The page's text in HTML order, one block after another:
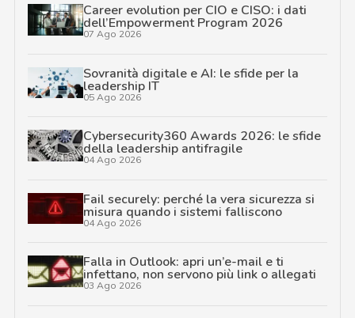
Career evolution per CIO e CISO: i dati
dell’Empowerment Program 2026
07 Ago 2026
Sovranità digitale e AI: le sfide per la
leadership IT
05 Ago 2026
Cybersecurity360 Awards 2026: le sfide
della leadership antifragile
04 Ago 2026
Fail securely: perché la vera sicurezza si
misura quando i sistemi falliscono
04 Ago 2026
Falla in Outlook: apri un’e-mail e ti
infettano, non servono più link o allegati
03 Ago 2026